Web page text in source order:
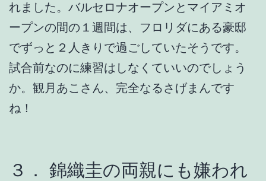
れました。バルセロナオープンとマイアミオ
ープンの間の１週間は、フロリダにある豪邸
でずっと２人きりで過ごしていたそうです。
試合前なのに練習はしなくていいのでしょう
か。観月あこさん、完全なるさげまんです
ね！
３． 錦織圭の両親にも嫌われ